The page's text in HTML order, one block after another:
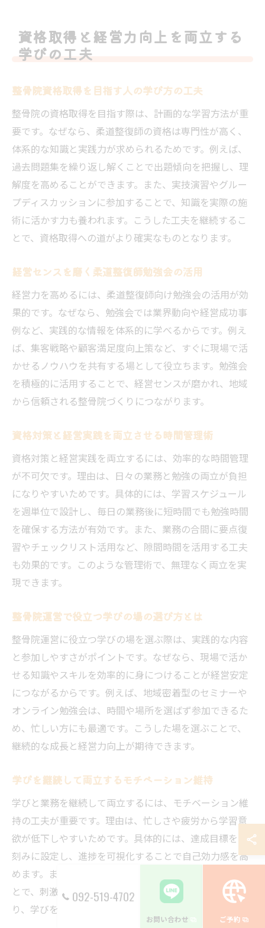
資格取得と経営力向上を両立する
学びの工夫
整骨院資格取得を目指す人の学び方の工夫
整骨院の資格取得を目指す際は、計画的な学習方法が重
要です。なぜなら、柔道整復師の資格は専門性が高く、
体系的な知識と実践力が求められるためです。例えば、
過去問題集を繰り返し解くことで出題傾向を把握し、理
解度を高めることができます。また、実技演習やグルー
プディスカッションに参加することで、知識を実際の施
術に活かす力も養われます。こうした工夫を継続するこ
とで、資格取得への道がより確実なものとなります。
経営センスを磨く柔道整復師勉強会の活用
経営力を高めるには、柔道整復師向け勉強会の活用が効
果的です。なぜなら、勉強会では業界動向や経営成功事
例など、実践的な情報を体系的に学べるからです。例え
ば、集客戦略や顧客満足度向上策など、すぐに現場で活
かせるノウハウを共有する場として役立ちます。勉強会
を積極的に活用することで、経営センスが磨かれ、地域
から信頼される整骨院づくりにつながります。
資格対策と経営実践を両立させる時間管理術
資格対策と経営実践を両立するには、効率的な時間管理
が不可欠です。理由は、日々の業務と勉強の両立が負担
になりやすいためです。具体的には、学習スケジュール
を週単位で設計し、毎日の業務後に短時間でも勉強時間
を確保する方法が有効です。また、業務の合間に要点復
習やチェックリスト活用など、隙間時間を活用する工夫
も効果的です。このような管理術で、無理なく両立を実
現できます。
整骨院運営で役立つ学びの場の選び方とは
整骨院運営に役立つ学びの場を選ぶ際は、実践的な内容
と参加しやすさがポイントです。なぜなら、現場で活か
せる知識やスキルを効率的に身につけることが経営安定
につながるからです。例えば、地域密着型のセミナーや
オンライン勉強会は、時間や場所を選ばず参加できるた
め、忙しい方にも最適です。こうした場を選ぶことで、
継続的な成長と経営力向上が期待できます。
学びを継続して両立するモチベーション維持
学びと業務を継続して両立するには、モチベーション維
持の工夫が重要です。理由は、忙しさや疲労から学習意
欲が低下しやすいためです。具体的には、達成目標を小
刻みに設定し、進捗を可視化することで自己効力感を高
めます。また、同じ目標を持つ仲間と情報交換を行うこ
とで、刺激や励ましを得られます。このような工夫によ
り、学びを継続する意欲を保てます。
092-519-4702
お問い合わせ ご予約